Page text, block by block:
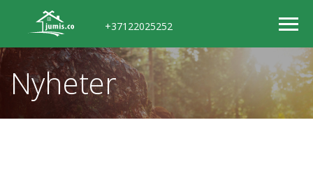
+37122025252
Nyheter